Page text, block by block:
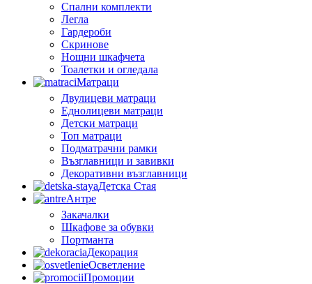
Спални комплекти
Легла
Гардероби
Скринове
Нощни шкафчета
Тоалетки и огледала
Матраци
Двулицеви матраци
Еднолицеви матраци
Детски матраци
Топ матраци
Подматрачни рамки
Възглавници и завивки
Декоративни възглавници
Детска Стая
Антре
Закачалки
Шкафове за обувки
Портманта
Декорация
Осветление
Промоции